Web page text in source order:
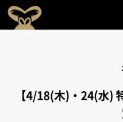
医療機関
【4/18(木)・24(水)